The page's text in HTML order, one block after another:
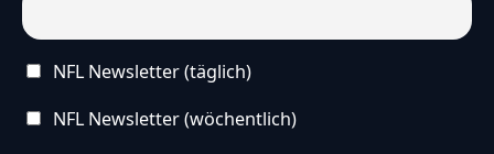
NFL Newsletter (täglich)
NFL Newsletter (wöchentlich)